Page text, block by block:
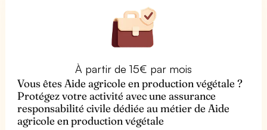
À partir de 15€ par mois
Vous êtes Aide agricole en production végétale ?
Protégez votre activité avec une assurance
responsabilité civile dédiée au métier de Aide
agricole en production végétale